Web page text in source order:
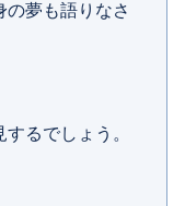
の夢も語りなさ
るでしょう。